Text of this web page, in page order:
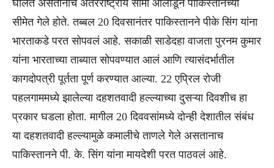
घालत असतानाच अंतरराष्ट्रीय सीमा ओलांडून पाकिस्तानच्या
सीमेत गेले होते. तब्बल 20 दिवसानंतर पाकिस्तानने पीके सिंग यांना
भारताकडे परत सोपवलं आहे. सकाळी साडेदहा वाजता पुरनम कुमार
यांना भारताच्या ताब्यात सोपवण्यात आलं आणि त्यासंदर्भातील
कागदोपत्री पूर्तता पूर्ण करण्यात आल्या. 22 एप्रिल रोजी
पहलगाममध्ये झालेल्या दहशतवादी हल्ल्याच्या दुसऱ्या दिवशीच हा
प्रकार घडला होता. मागील 20 दिववसांमध्ये दोन्ही देशातील संबंध
या दहशतवादी हल्ल्यामुळे कमालीचे ताणले गेले असतानाच
पाकिस्तानने पी. के. सिंग यांना मायदेशी परत पाठवलं आहे.